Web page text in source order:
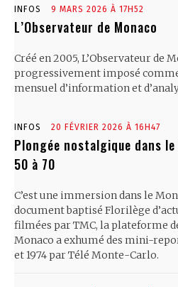
INFOS 9 MARS 2026 À 17H52
L’Observateur de Monaco
Créé en 2005, L’Observateur de
progressivement imposé
mensuel d’information et
INFOS 20 FÉVRIER 2026 À 16H47
Plongée nostalgique dans le
50 à 70
C’est une immersion dans le
document baptisé Florilège
filmées par TMC, la plateforme
Monaco a exhumé des mini-
et 1974 par Télé Monte-Carlo.